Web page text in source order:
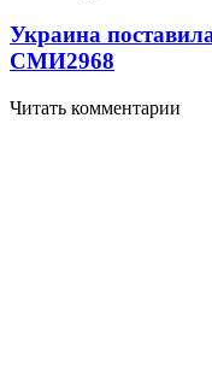
Украина
СМИ2968
Читать комментарии